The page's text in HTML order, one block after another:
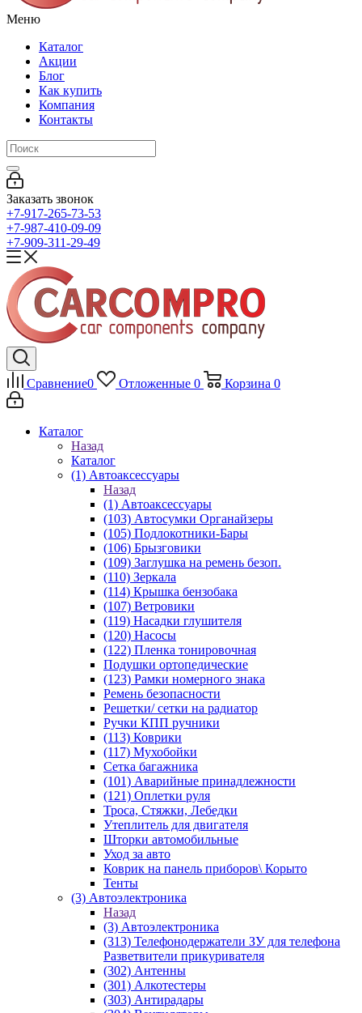
Меню
Каталог
Акции
Блог
Как купить
Компания
Контакты
Заказать звонок
+7-917-265-73-53
+7-987-410-09-09
+7-909-311-29-49
Сравнение0 Отложенные 0 Корзина 0
Каталог
Назад
Каталог
(1) Автоаксессуары
Назад
(1) Автоаксессуары
(103) Автосумки Органайзеры
(105) Подлокотники-Бары
(106) Брызговики
(109) Заглушка на ремень безоп.
(110) Зеркала
(114) Крышка бензобака
(107) Ветровики
(119) Насадки глушителя
(120) Насосы
(122) Пленка тонировочная
Подушки ортопедические
(123) Рамки номерного знака
Ремень безопасности
Решетки/ сетки на радиатор
Ручки КПП ручники
(113) Коврики
(117) Мухобойки
Сетка багажника
(101) Аварийные принадлежности
(121) Оплетки руля
Троса, Стяжки, Лебедки
Утеплитель для двигателя
Шторки автомобильные
Уход за авто
Коврик на панель приборов\ Корыто
Тенты
(3) Автоэлектроника
Назад
(3) Автоэлектроника
(313) Телефонодержатели ЗУ для телефона
Разветвители прикуривателя
(302) Антенны
(301) Алкотестеры
(303) Антирадары